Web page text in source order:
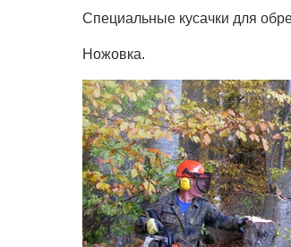
Специальные кусачки для
Ножовка.